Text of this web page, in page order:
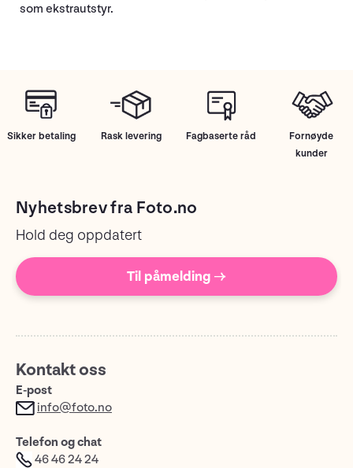
som ekstrautstyr.
Sikker betaling Rask levering Fagbaserte råd
Fornøyde
kunder
Nyhetsbrev fra Foto.no
Hold deg oppdatert
Til påmelding →
Kontakt oss
E-post
info@foto.no
Telefon og chat
46 46 24 24